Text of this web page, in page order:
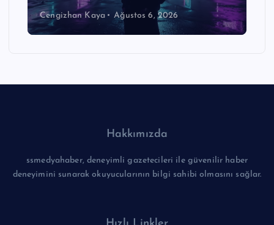
Cengizhan Kaya Ağustos 6, 2026
Hakkımızda
ssmedyahaber, deneyimli gazetecileri ile güvenilir haber
deneyimini sunarak okuyucularının bilgi sahibi olmasını sağlar.